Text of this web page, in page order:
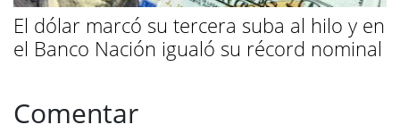
El dólar marcó su tercera suba al hilo y en
el Banco Nación igualó su récord nominal
Comentar